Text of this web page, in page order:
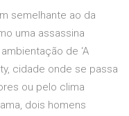
semelhante ao da
uma assassina
de ‘A
cidade onde se passa
ou pelo clima
dois homens